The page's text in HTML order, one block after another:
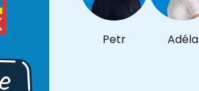
Petr Adéla